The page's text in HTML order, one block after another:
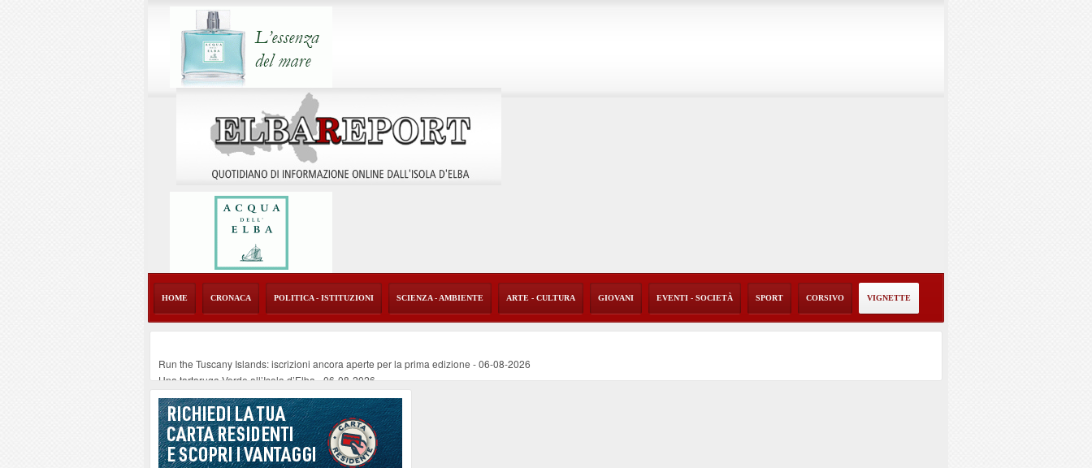
HOME CRONACA POLITICA - ISTITUZIONI SCIENZA - AMBIENTE ARTE - CULTURA GIOVANI EVENTI - SOCIETÀ SPORT CORSIVO VIGNETTE
Run the Tuscany Islands: iscrizioni ancora aperte per la prima edizione -06-08-2026
Una tartaruga Verde all’Isola d’Elba-06-08-2026
Furgone in fiamme a Capoliveri, illeso il conducente-06-08-2026
Campo: chiusura della biblioteca comunale in occasione del Santo Patrono
A Carpani si apre la Festa di Liberazione: il programma della prima serata